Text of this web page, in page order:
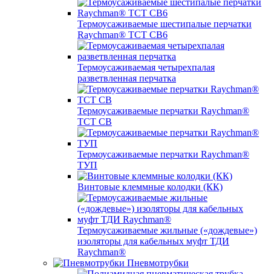
Термоусаживаемые шестипалые перчатки
Raychman® ТСТ СВ6
Термоусаживаемая четырехпалая
разветвленная перчатка
Термоусаживаемые перчатки Raychman®
TCT CB
Термоусаживаемые перчатки Raychman®
ТУП
Винтовые клеммные колодки (КК)
Термоусаживаемые жильные («дождевые»)
изоляторы для кабельных муфт ТДИ
Raychman®
Пневмотрубки